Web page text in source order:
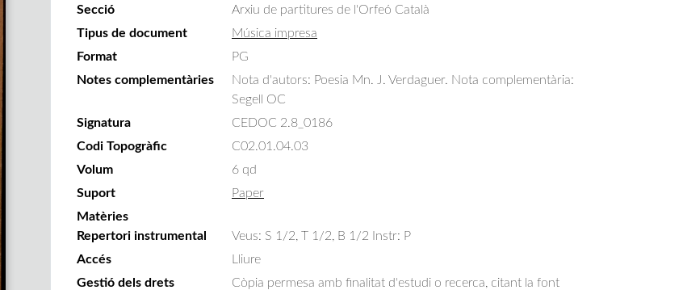
Secció
Arxiu de partitures de l'Orfeó Català
Tipus de document
Música impresa
Format
PG
Notes complementàries
Nota d'autors: Poesia Mn. J. Verdaguer. Nota complementària:
Segell OC
Signatura
CEDOC 2.8_0186
Codi Topogràfic
C02.01.04.03
Volum
6 qd
Suport
Paper
Matèries
Repertori instrumental
Veus: S 1/2, T 1/2, B 1/2 Instr: P
Accés
Lliure
Gestió dels drets
Còpia permesa amb finalitat d'estudi o recerca, citant la font